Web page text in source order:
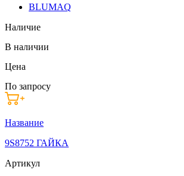
BLUMAQ
Наличие
В наличии
Цена
По запросу
Название
9S8752 ГАЙКА
Артикул